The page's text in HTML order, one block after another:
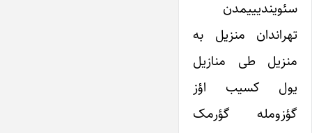
سئویندیییمدن
تهراندان منزیل به
منزیل طی منازیل
یول کسیب اؤز
گؤزومله گؤرمک